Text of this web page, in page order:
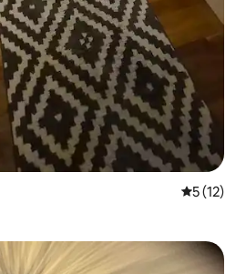
5 ud af 5
5 (12)